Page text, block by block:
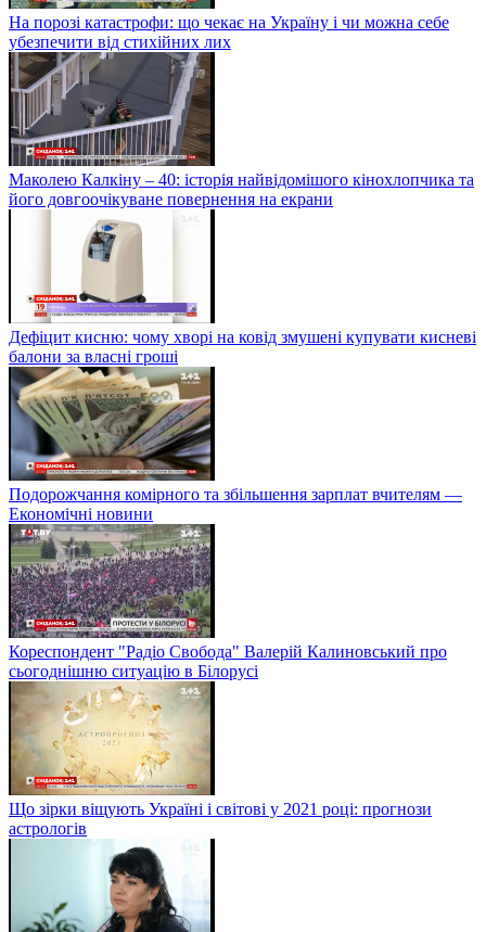
На порозі катастрофи: що чекає на Україну і чи можна себе
убезпечити від стихійних лих
Маколею Калкіну – 40: історія найвідомішого кінохлопчика та
його довгоочікуване повернення на екрани
Дефіцит кисню: чому хворі на ковід змушені купувати кисневі
балони за власні гроші
Подорожчання комірного та збільшення зарплат вчителям —
Економічні новини
Кореспондент "Радіо Свобода" Валерій Калиновський про
сьогоднішню ситуацію в Білорусі
Що зірки віщують Україні і світові у 2021 році: прогнози
астрологів